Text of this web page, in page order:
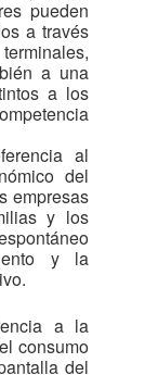
pueden
a través
a una
a los
al
del
empresas
y los
y la
a la
consumo
del